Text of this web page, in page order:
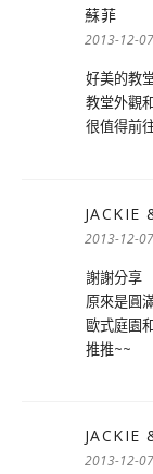
蘇菲
示:
2013-12-
好美的教
教堂外觀
很值得前
JACKIE
2013-12-
謝謝分享
原來是圓
歐式庭園
推推~~
JACKIE
2013-12-